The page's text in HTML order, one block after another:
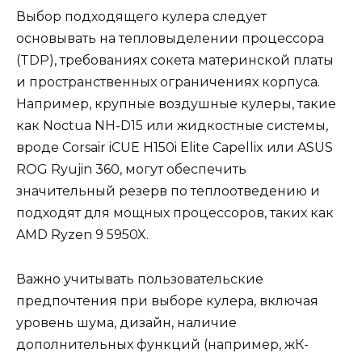
Выбор подходящего кулера следует
основывать на тепловыделении процессора
(TDP), требованиях сокета материнской платы
и пространственных ограничениях корпуса.
Например, крупные воздушные кулеры, такие
как Noctua NH-D15 или жидкостные системы,
вроде Corsair iCUE H150i Elite Capellix или ASUS
ROG Ryujin 360, могут обеспечить
значительный резерв по теплоотведению и
подходят для мощных процессоров, таких как
AMD Ryzen 9 5950X.
Важно учитывать пользовательские
предпочтения при выборе кулера, включая
уровень шума, дизайн, наличие
дополнительных функций (например, жК-